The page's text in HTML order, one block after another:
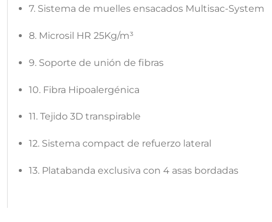
7. Sistema de muelles ensacados Multisac-System
8. Microsil HR 25Kg/m³
9. Soporte de unión de fibras
10. Fibra Hipoalergénica
11. Tejido 3D transpirable
12. Sistema compact de refuerzo lateral
13. Platabanda exclusiva con 4 asas bordadas